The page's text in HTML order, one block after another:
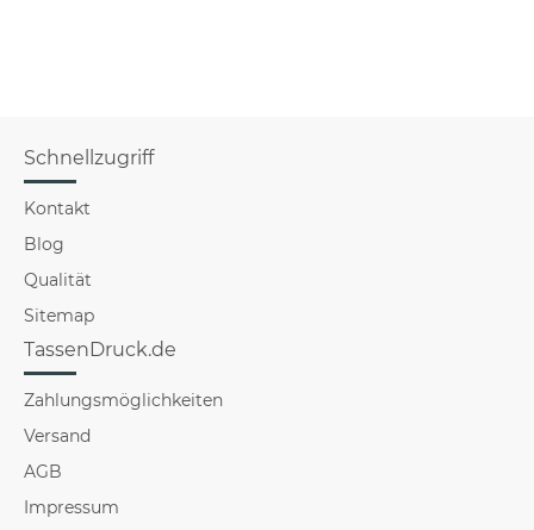
Schnellzugriff
Kontakt
Blog
Qualität
Sitemap
TassenDruck.de
Zahlungsmöglichkeiten
Versand
AGB
Impressum